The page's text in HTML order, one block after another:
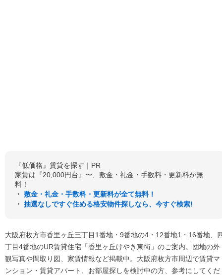
『低価格』賃貸を探す｜PR
家賃は『20,000円台』〜、敷金・礼金・手数料・更新料が無
料！
・ 敷金・礼金・手数料・更新料が全て無料！
・ 抽選なしですぐ住める格安物件探しなら、今すぐ検索!
大阪府枚方市香里ヶ丘三丁目1番地・9番地の4・12番地1・16番地、
丁目4番地のUR賃貸住宅「香里ヶ丘けやき東街」のご案内。団地の外
観写真や間取り図、家賃情報など掲載中。大阪府枚方市周辺で賃貸マ
ンション・賃貸アパート、お部屋探しを検討中の方、参考にしてくだ